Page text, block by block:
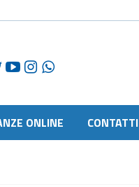
ONLINE CONTATTI